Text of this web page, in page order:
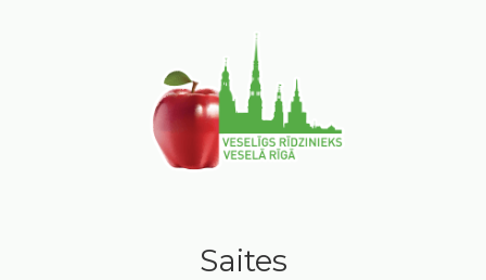
Saites